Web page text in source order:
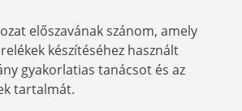
előszavának szánom, amely
készítéséhez használt
gyakorlatias tanácsot és az
tartalmát.